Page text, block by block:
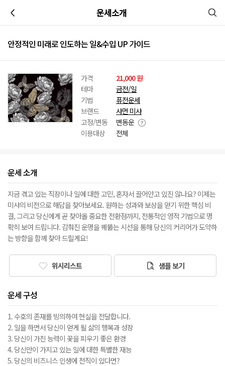
운세소개
안정적인 미래로 인도하는 일&수입 UP 가이드
가격
21,000 원
테마
금전/일
기법
퓨전운세
브랜드
샤먼 미샤
고정/변동
변동운
이용대상
전체
운세 소개
지금 겪고 있는 직장이나 일에 대한 고민, 혼자서 끌어안고 있진 않나요? 이제는
미샤의 비전으로 해답을 찾아보세요. 원하는 성과와 보상을 얻기 위한 핵심 비
결, 그리고 당신에게 곧 찾아올 중요한 전환점까지, 전통적인 영적 기법으로 명
확히 보여 드립니다. 감춰진 운명을 꿰뚫는 시선을 통해 당신의 커리어가 도약하
는 방향을 함께 찾아 드릴게요!
위시리스트 샘플 보기
운세 구성
1. 수호의 존재를 빙의하여 현실을 전달합니다.
2. 일을 하면서 당신이 얻게 될 삶의 행복과 성장
3. 당신이 가진 능력이 꽃을 피우기 좋은 환경
4. 당신만이 가지고 있는 일에 대한 특별한 재능
5. 당신의 비즈니스 인생에 천직이 있다면?